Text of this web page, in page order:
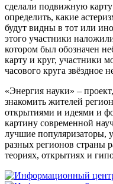
сделали подвижную
определить, какие
будут видны в тот или
этого участники
котором был обозначен
карту и круг, участники
часового круга звёздное
«Энергия науки» –
знакомить жителей
открытиями и идеями и
картину современной
лучшие популяризаторы,
разных регионов страны
теориях, открытиях и